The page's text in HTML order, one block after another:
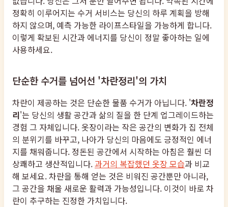
정확히 이루어지는 수거 서비스는 당신의 하루 계획을 방해
하지 않으며, 예측 가능한 라이프스타일을 가능하게 합니다.
이렇게 확보된 시간과 에너지를 당신이 정말 좋아하는 일에
사용하세요.
단순한 수거를 넘어선 '차란정리'의 가치
차란이 제공하는 것은 단순한 물품 수거가 아닙니다. '차란정
리'는 당신의 생활 공간과 삶의 질을 한 단계 업그레이드하는
경험 그 자체입니다. 옷장이라는 작은 공간의 변화가 집 전체
의 분위기를 바꾸고, 나아가 당신의 마음에도 긍정적인 에너
지를 채워줍니다. 정돈된 공간에서 시작하는 아침은 훨씬 더
상쾌하고 생산적입니다.과거의 복잡했던 옷장 모습과 비교
해 보세요. 차란을 통해 얻는 것은 비워진 공간뿐만 아니라,
그 공간을 채울 새로운 활력과 가능성입니다. 이것이 바로 차
란이 추구하는 진정한 가치입니다.